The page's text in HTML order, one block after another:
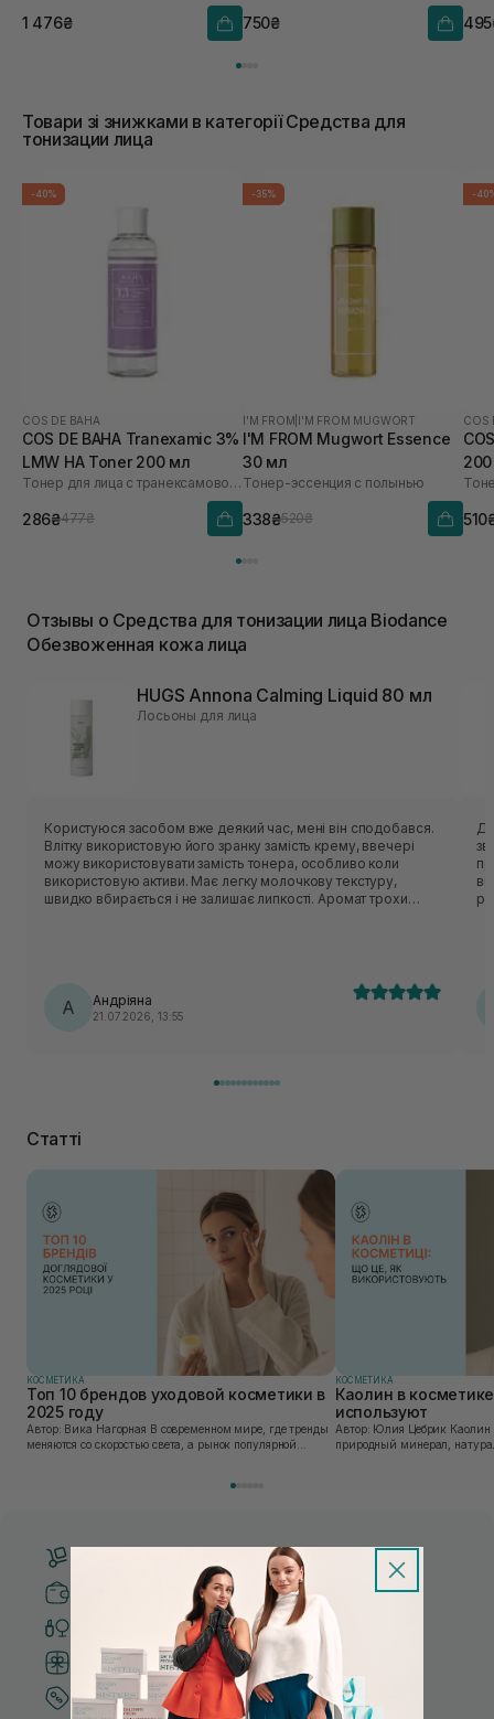
1 476₴ 750₴
Товари зі знижками в категорії Средства для
тонизации лица
-40%
COS DE BAHA
COS DE BAHA Tranexamic 3%
LMW HA Toner 200 мл
Тонер для лица с транексамовой кислотой
286₴477₴
-35%
I'M FROM I'M FROM MUGWORT
I'M FROM Mugwort Essence
30 мл
Тонер-эссенция с полынью
338₴520₴
-
COS
Отзывы о Средства для тонизации лица Biodance
Обезвоженная кожа лица
HUGS Annona Calming Liquid 80 мл
Лосьоны для лица
Користуюся засобом вже деякий час, мені він сподобався.
Влітку використовую його зранку замість крему, ввечері
можу використовувати замість тонера, особливо коли
використовую активи. Має легку молочкову текстуру,
швидко вбирається і не залишає липкості. Аромат трохи
А Андріяна
21.07.2026, 13:55
Статті
КОСМЕТИКА
Топ 10 брендов уходовой косметики в
2025 году
Автор: Вика Нагорная В современном мире, где тренды
меняются со скоростью света, а рынок популярной
КОСМЕТИКА
Каолин в
используют
Автор: Юлия Цебрик Каолин в косметологии – это
природный минерал,
Бесплатная доставка от 3000 UAH
Безопасные способы оплаты
Только оригинальная косметика
Система бонусов и лояльности
Лучшие цены и топ товары